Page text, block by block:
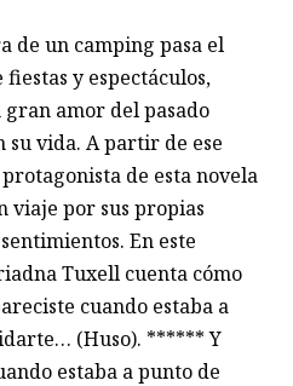
de un camping pasa el
y espectáculos,
gran amor del pasado
su vida. A partir de ese
de esta novela
viaje por sus propias
En este
Tuxell cuenta cómo
cuando estaba a
(Huso). ****** Y
estaba a punto de